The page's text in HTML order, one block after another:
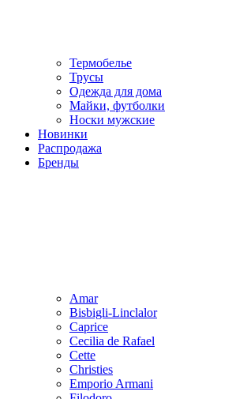
Термобелье
Трусы
Одежда для дома
Майки, футболки
Носки мужские
Новинки
Распродажа
Бренды
Amar
Bisbigli-Linclalor
Caprice
Cecilia de Rafael
Cette
Christies
Emporio Armani